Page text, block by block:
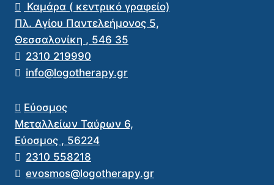
Καμάρα ( κεντρικό γραφείο)
Πλ. Αγίου Παντελεήμονος 5,
Θεσσαλονίκη , 546 35
2310 219990
info@logotherapy.gr
Εύοσμος
Μεταλλείων Ταύρων 6,
Εύοσμος , 56224
2310 558218
evosmos@logotherapy.gr